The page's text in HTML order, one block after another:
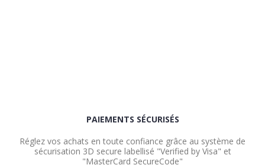
PAIEMENTS SÉCURISÉS
Réglez vos achats en toute confiance grâce au système de
sécurisation 3D secure labellisé "Verified by Visa" et
"MasterCard SecureCode"